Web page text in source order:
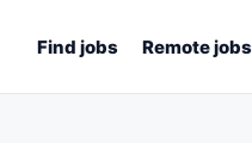
Find jobs Remote jobs